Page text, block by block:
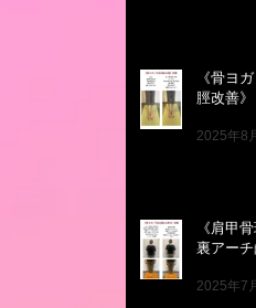
《骨ヨ
脛改善》
2025年8
《肩甲
裏アーチ
2025年7